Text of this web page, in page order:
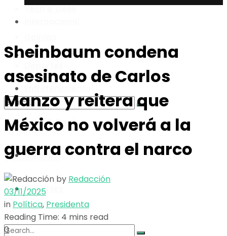
Tech & Geek
No Result
View All Result
Economía
Tech & Geek
Opinión
Deportes
Sheinbaum condena
asesinato de Carlos
Manzo y reitera que
México no volverá a la
guerra contra el narco
by Redacción
03/11/2025
in Política, Presidenta
Reading Time: 4 mins read
0